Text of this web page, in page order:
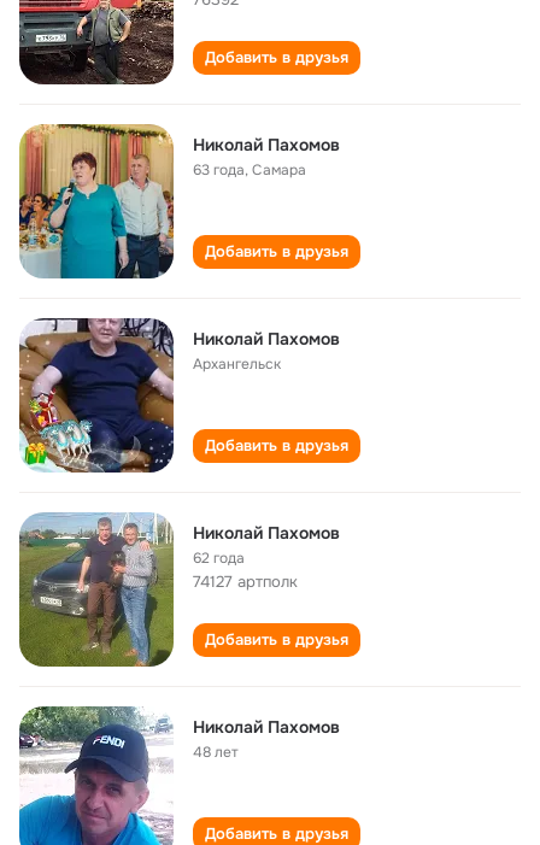
Добавить в друзья
Николай Пахомов
63 года,Самара
Добавить в друзья
Николай Пахомов
Архангельск
Добавить в друзья
Николай Пахомов
62 года
74127 артполк
Добавить в друзья
Николай Пахомов
48 лет
Добавить в друзья